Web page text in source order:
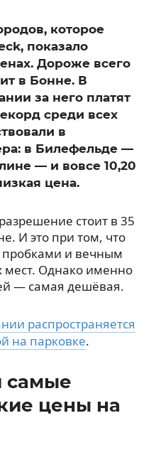
которое
показало
Дороже всего
в Бонне. В
за него платят
среди всех
в
в Билефельде —
— и вовсе 10,20
цена.
стоит в 35
И это при том, что
пробками и вечным
Однако именно
— самая дешёвая.
распространяется
на парковке.
самые
цены на